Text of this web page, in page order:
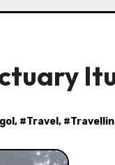
, #Travel , #